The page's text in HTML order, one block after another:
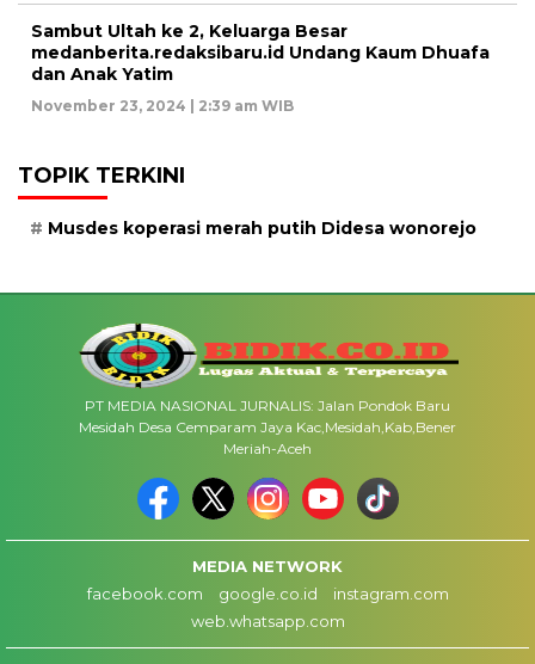
Sambut Ultah ke 2, Keluarga Besar
medanberita.redaksibaru.id Undang Kaum Dhuafa
dan Anak Yatim
November 23, 2024 | 2:39 am WIB
TOPIK TERKINI
Musdes koperasi merah putih Didesa wonorejo
PT MEDIA NASIONAL JURNALIS: Jalan Pondok Baru
Mesidah Desa Cemparam Jaya Kac,Mesidah,Kab,Bener
Meriah-Aceh
MEDIA NETWORK
facebook.com
google.co.id
instagram.com
web.whatsapp.com